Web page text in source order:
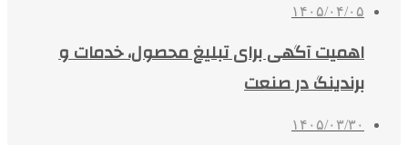
۱۴۰۵/۰۴/۰۵
اهمیت آگهی برای تبلیغ محصول، خدمات و
برندینگ در صنعت
۱۴۰۵/۰۳/۳۰